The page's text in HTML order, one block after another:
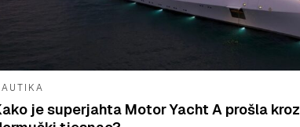
je superjahta Motor Yacht A prošla kroz